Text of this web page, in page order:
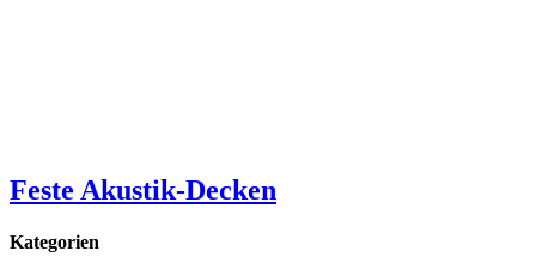
Feste Akustik-Decken
Kategorien